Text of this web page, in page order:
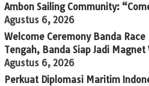
Ambon Sailing Community:
Agustus 6, 2026
Welcome Ceremony Banda
Tengah, Banda Siap Jadi
Agustus 6, 2026
Perkuat Diplomasi Maritim